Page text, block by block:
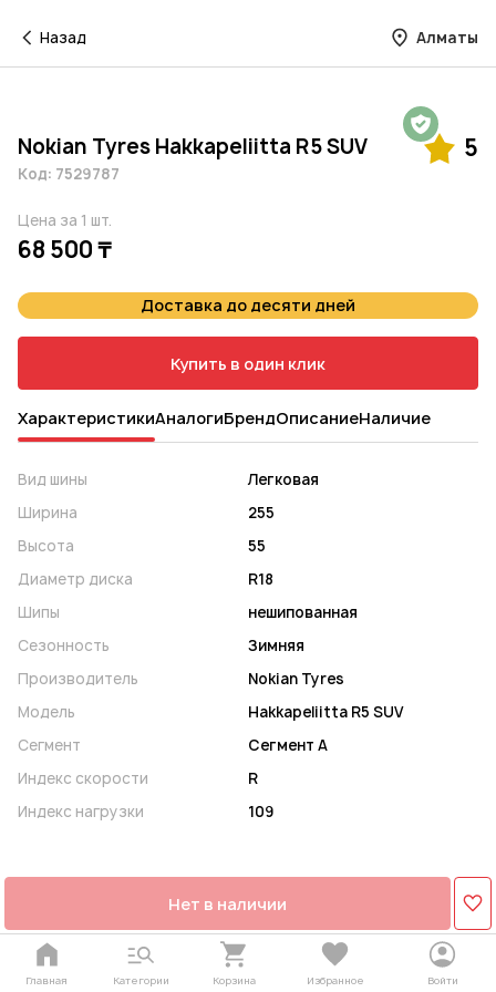
Назад Алматы
Nokian Tyres Hakkapeliitta R5 SUV 5
Код: 7529787
Цена за 1 шт.
68 500 ₸
Доставка до десяти дней
Купить в один клик
ХарактеристикиАналогиБрендОписаниеНаличие
Вид шины
Легковая
Ширина
255
Высота
55
Диаметр диска
R18
Шипы
нешипованная
Сезонность
Зимняя
Производитель
Nokian Tyres
Модель
Hakkapeliitta R5 SUV
Сегмент
Сегмент A
Индекс скорости
R
Индекс нагрузки
109
Нет в наличии
Главная Категории Корзина Избранное Войти